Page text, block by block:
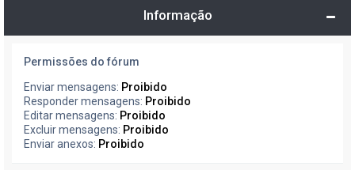
Informação
Permissões do fórum
Enviar mensagens: Proibido
Responder mensagens: Proibido
Editar mensagens: Proibido
Excluir mensagens: Proibido
Enviar anexos: Proibido